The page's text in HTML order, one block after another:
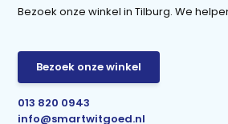
Bezoek onze winkel in Tilburg. We
Bezoek onze winkel
013 820 0943
info@smartwitgoed.nl